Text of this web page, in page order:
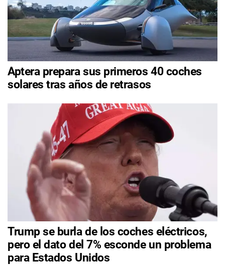
Aptera prepara sus primeros 40 coches
solares tras años de retrasos
Trump se burla de los coches eléctricos,
pero el dato del 7% esconde un problema
para Estados Unidos